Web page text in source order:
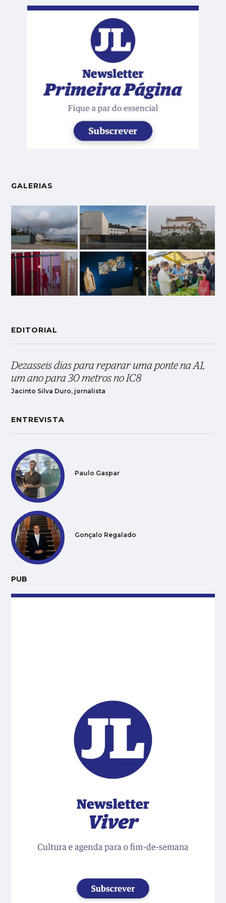
GALERIAS
EDITORIAL
Dezasseis dias para reparar uma ponte na A1,
um ano para 30 metros no IC8
Jacinto Silva Duro, jornalista
ENTREVISTA
Paulo Gaspar
Gonçalo Regalado
PUB